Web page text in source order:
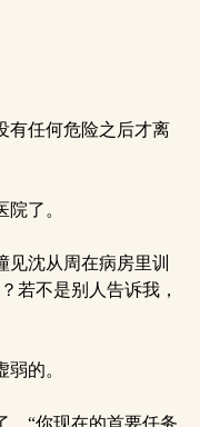
有任何危险之后才离
了。
沈从周在病房里训
若不是别人告诉我，
的。
“你现在的首要任务